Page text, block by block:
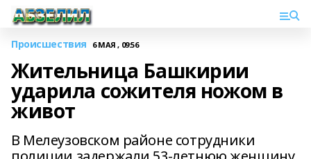
Происшествия 6 МАЯ , 09:56
Жительница Башкирии
ударила сожителя ножом в
живот
В Мелеузовском районе сотрудники